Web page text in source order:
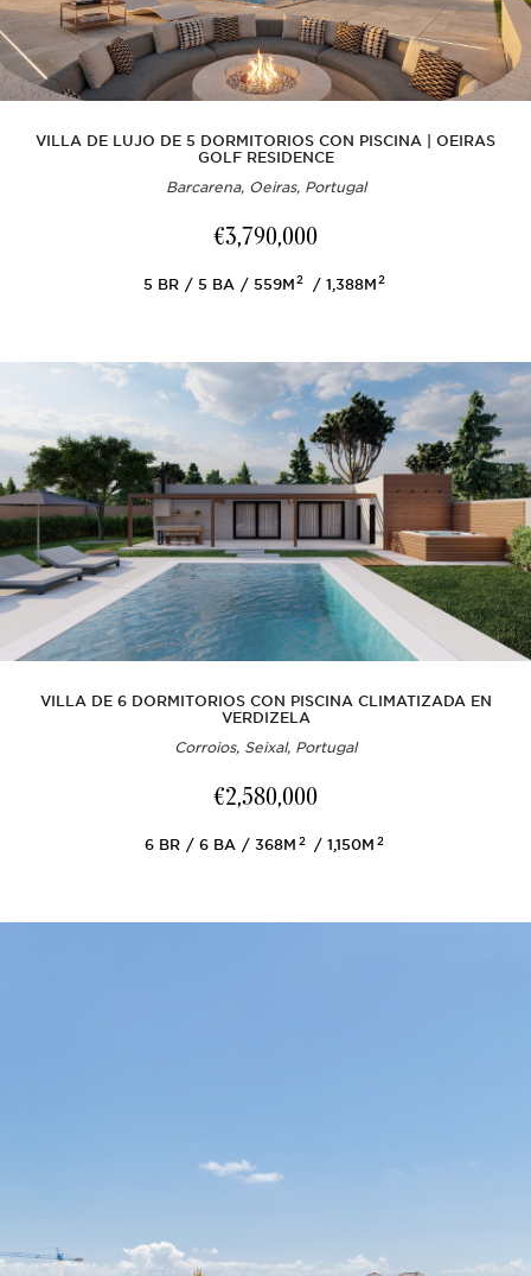
VILLA DE LUJO DE 5 DORMITORIOS CON PISCINA | OEIRAS
GOLF RESIDENCE
Barcarena, Oeiras, Portugal
€3,790,000
5 BR 5 BA 559M2 1,388M2
VILLA DE 6 DORMITORIOS CON PISCINA CLIMATIZADA EN
VERDIZELA
Corroios, Seixal, Portugal
€2,580,000
6 BR 6 BA 368M2 1,150M2